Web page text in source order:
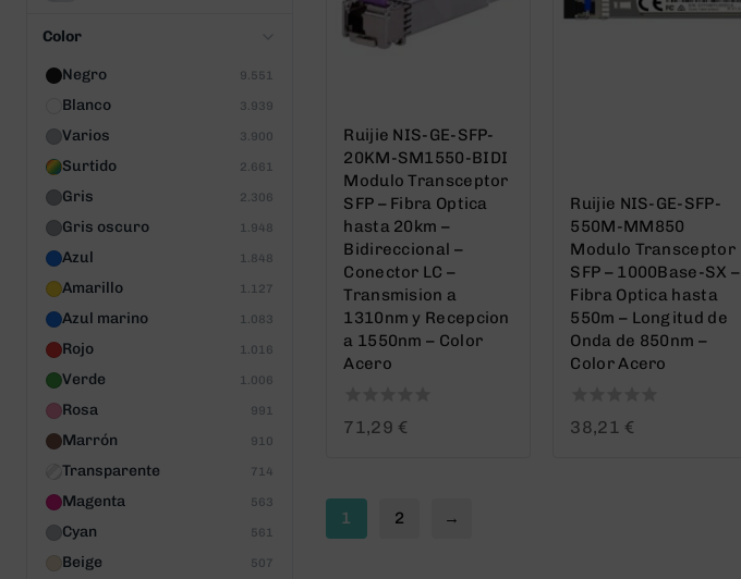
Ruijie NIS-GE-SFP-
20KM-SM1550-BIDI
Modulo Transceptor
SFP – Fibra Optica
hasta 20km –
Bidireccional –
Conector LC –
Transmision a
1310nm y Recepcion
a 1550nm – Color
Acero
0
71,29 €
Ruijie NIS-GE-SFP-
550M-MM850
Modulo Transceptor
SFP – 1000Base-SX –
Fibra Optica hasta
550m – Longitud de
Onda de 850nm –
Color Acero
0
38,21 €
1 2 →
Color
Negro 9.551
Blanco 3.939
Varios 3.900
Surtido 2.661
Gris 2.306
Gris oscuro 1.948
Azul 1.848
Amarillo 1.127
Azul marino 1.083
Rojo 1.016
Verde 1.006
Rosa 991
Marrón 910
Transparente 714
Magenta 563
Cyan 561
Beige 507